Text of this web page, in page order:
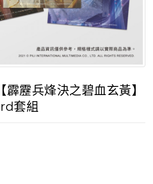
靂兵烽決之碧血玄黃】
套組